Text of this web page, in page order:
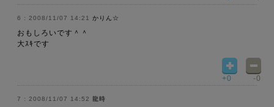
2008/11/07 14:21 かりん☆
おもしろいです＾＾
大ｽｷです
+0 -0
2008/11/07 14:52 龍時